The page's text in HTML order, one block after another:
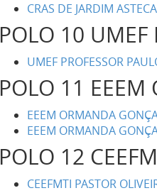
CRAS DE JARDIM
POLO 10 UMEF
UMEF PROFESSOR
POLO 11 EEEM
EEEM ORMANDA
EEEM ORMANDA
POLO 12
CEEFMTI PASTOR